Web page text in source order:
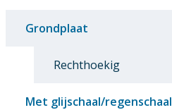
Grondplaat
Rechthoekig
Met glijschaal/regenschaal